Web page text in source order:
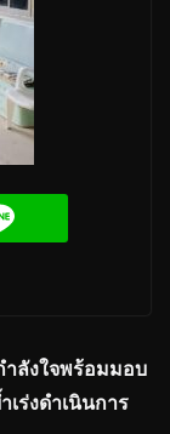
ลังใจพร้อมมอบ
ร่งดำเนินการ